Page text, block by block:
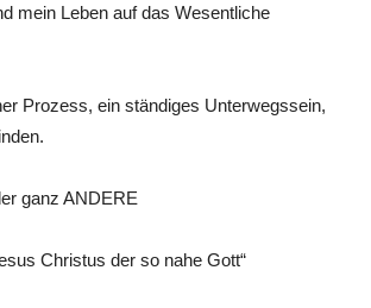
mein Leben auf das Wesentliche
Prozess, ein ständiges Unterwegssein,
ganz ANDERE
Christus der so nahe Gott“